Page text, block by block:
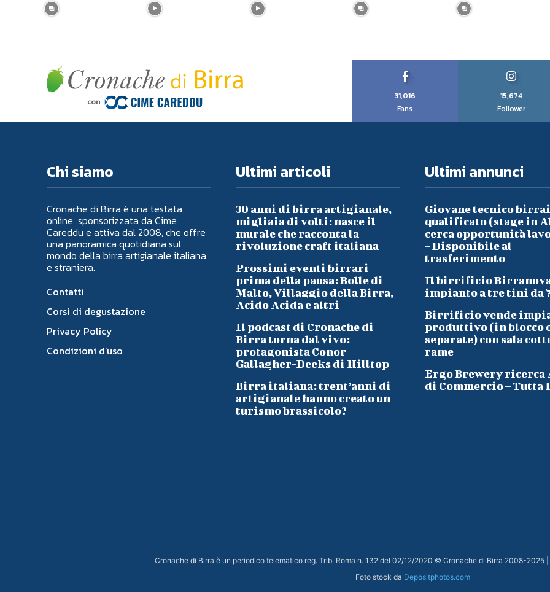
31,016
Fans
15,674
Follower
Chi siamo
Cronache di Birra è una testata
online sponsorizzata da Cime
Careddu e attiva dal 2008, che offre
una panoramica quotidiana sul
mondo della birra artigianale italiana
e straniera.
Contatti
Corsi di degustazione
Privacy Policy
Condizioni d’uso
Ultimi articoli
30 anni di birra artigianale,
migliaia di volti: nasce il
murale che racconta la
rivoluzione craft italiana
Prossimi eventi birrari
prima della pausa: Bolle di
Malto, Villaggio della Birra,
Acido Acida e altri
Il podcast di Cronache di
Birra torna dal vivo:
protagonista Conor
Gallagher-Deeks di Hilltop
Birra italiana: trent’anni di
artigianale hanno creato un
turismo brassicolo?
Ultimi annunci
Giovane tecnico
qualificato (stage in
cerca opportunità
– Disponibile al
trasferimento
Il birrificio Birranova
impianto a tre tini da
Birrificio vende
produttivo (in blocco
separate) con sala
rame
Ergo Brewery ricerca
di Commercio – Tutta
Cronache di Birra è un periodico telematico reg. Trib. Roma n. 132 del 02/12/2020 © Cronache di Birra 2008-2025
Foto stock da Depositphotos.com